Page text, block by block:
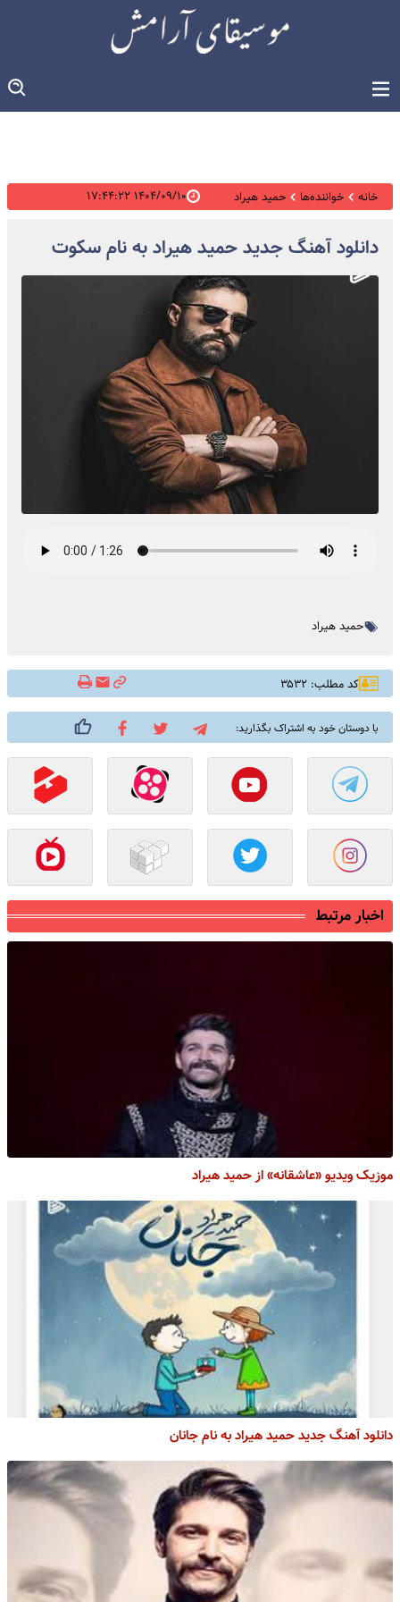
خانه خواننده‌ها حمید هیراد ۱۴۰۴/۰۹/۱۰ ۱۷:۴۴:۲۲
دانلود آهنگ جدید حمید هیراد به نام سکوت
حمید هیراد
کد مطلب: ۳۵۳۲
با دوستان خود به اشتراک بگذارید:
اخبار مرتبط
موزیک ویدیو «عاشقانه» از حمید هیراد
دانلود آهنگ جدید حمید هیراد به نام جانان